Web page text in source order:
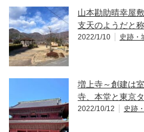
山本勘助晴幸屋
支天のようだと
2022/1/10 史跡・
増上寺～創建は
寺、本堂と東京
2022/10/12 史跡